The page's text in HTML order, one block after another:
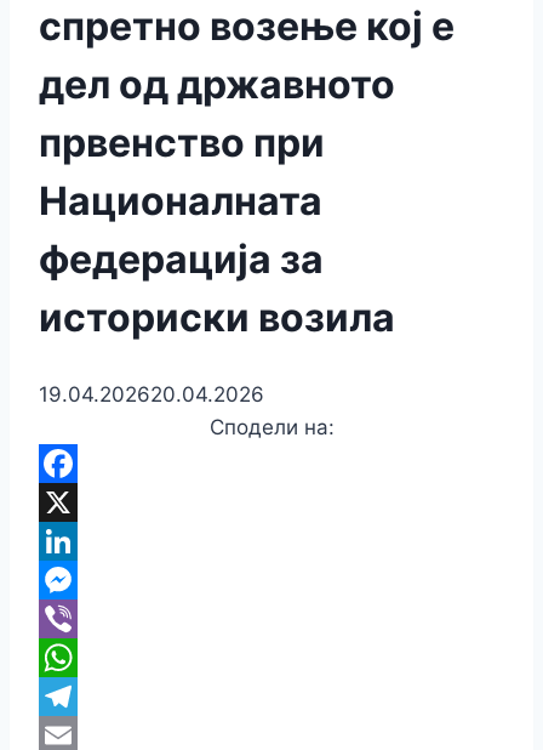
спретно возење кој е
дел од државното
првенство при
Националната
федерација за
историски возила
19.04.202620.04.2026
Сподели на: